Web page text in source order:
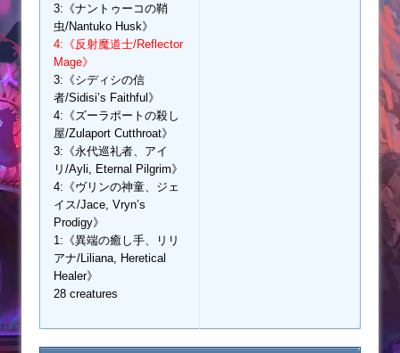
3:《ナントゥーコの鞘
虫/Nantuko Husk》
4:《反射魔道士/Reflector
Mage》
3:《シディシの信
者/Sidisi’s Faithful》
4:《ズーラポートの殺し
屋/Zulaport Cutthroat》
3:《永代巡礼者、アイ
リ/Ayli, Eternal Pilgrim》
4:《ヴリンの神童、ジェ
イス/Jace, Vryn’s
Prodigy》
1:《異端の癒し手、リリ
アナ/Liliana, Heretical
Healer》
28 creatures